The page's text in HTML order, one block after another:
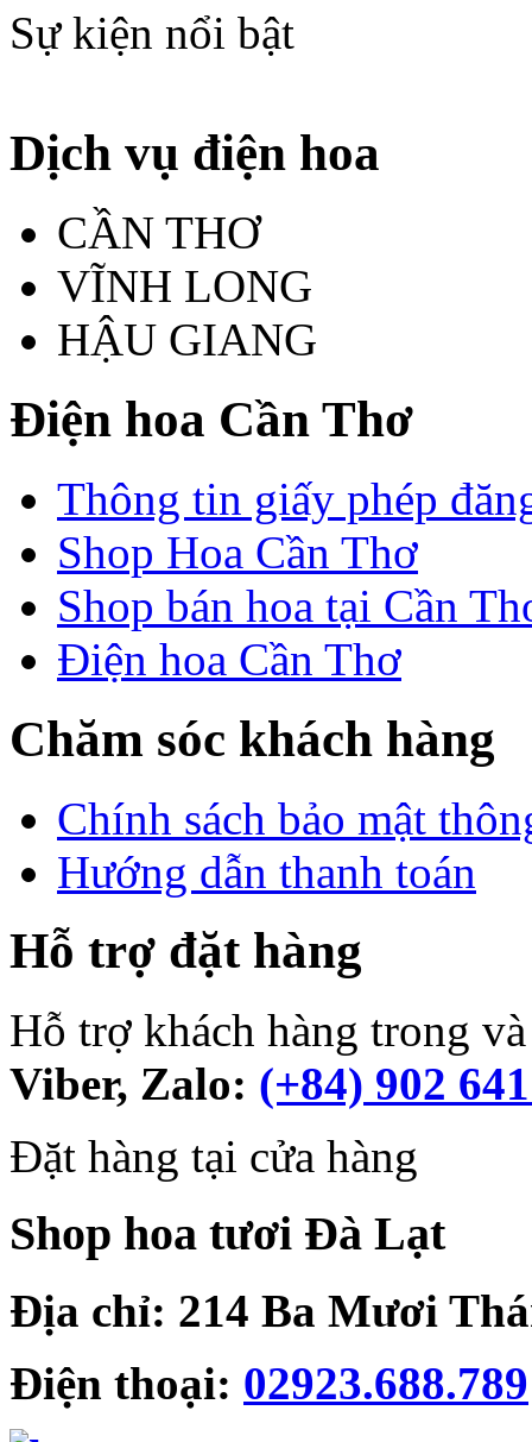
Sự kiện nổi bật
Dịch vụ điện hoa
CẦN THƠ
VĨNH LONG
HẬU GIANG
Điện hoa Cần Thơ
Thông tin giấy phép
Shop Hoa Cần Thơ
Shop bán hoa tại Cần
Điện hoa Cần Thơ
Chăm sóc khách hàng
Chính sách bảo mật
Hướng dẫn thanh toán
Hỗ trợ đặt hàng
Hỗ trợ khách hàng trong
Viber, Zalo: (+84) 902
Đặt hàng tại cửa hàng
Shop hoa tươi Đà Lạt
Địa chỉ: 214 Ba Mươi
Điện thoại: 02923.688.789